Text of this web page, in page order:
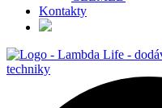
Kontakty